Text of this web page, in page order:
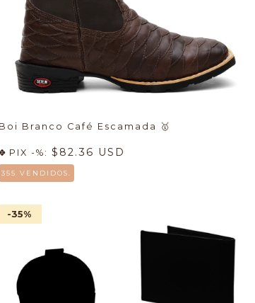
Boi Branco Café Escamada 🥇
PIX -%:$82.36 USD
355 VENDIDOS.
-35%